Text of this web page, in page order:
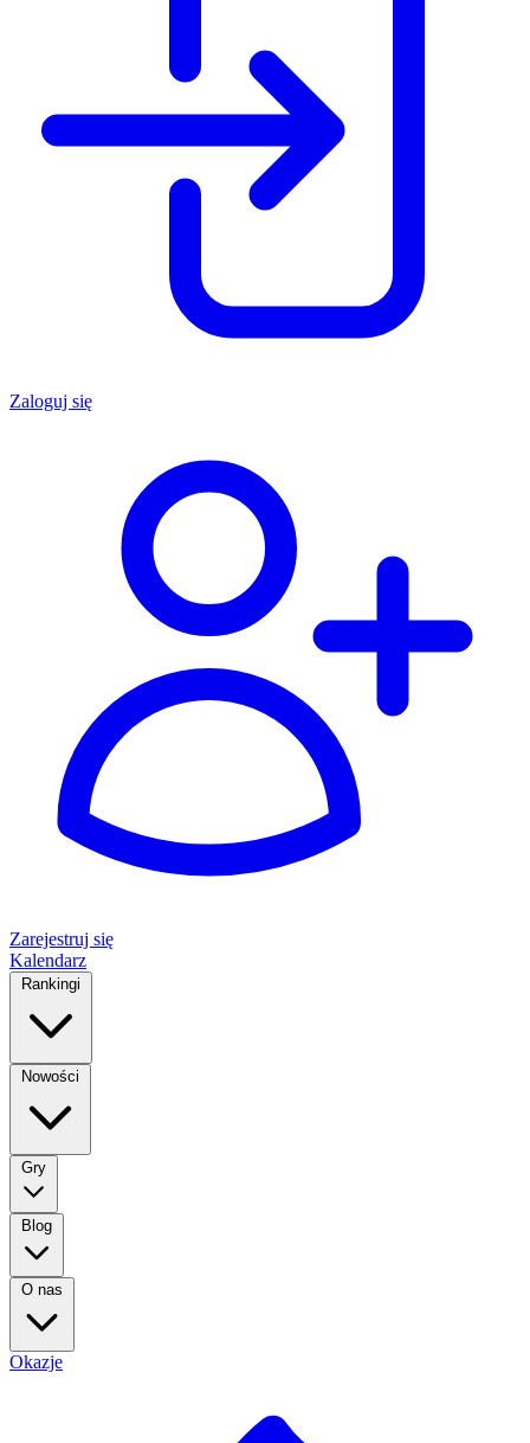
Zaloguj się
Zarejestruj się
Kalendarz
Rankingi
Nowości
Gry
Blog
O nas
Okazje